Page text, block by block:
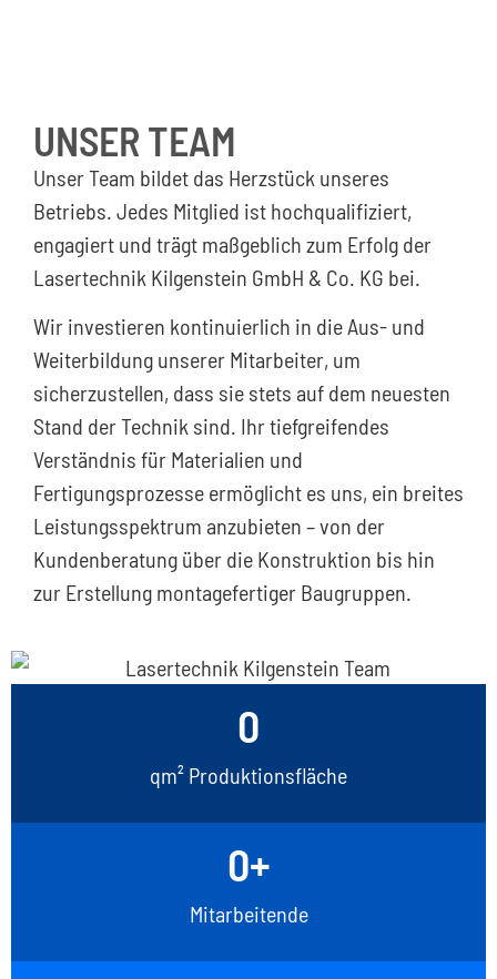
qm² Produktionsfläche
0
Mitarbeitende
0+
UNSER TEAM
Unser Team bildet das Herzstück unseres
Betriebs. Jedes Mitglied ist hochqualifiziert,
engagiert und trägt maßgeblich zum Erfolg der
Lasertechnik Kilgenstein GmbH & Co. KG bei.
Wir investieren kontinuierlich in die Aus- und
Weiterbildung unserer Mitarbeiter, um
sicherzustellen, dass sie stets auf dem neuesten
Stand der Technik sind. Ihr tiefgreifendes
Verständnis für Materialien und
Fertigungsprozesse ermöglicht es uns, ein breites
Leistungsspektrum anzubieten – von der
Kundenberatung über die Konstruktion bis hin
zur Erstellung montagefertiger Baugruppen.